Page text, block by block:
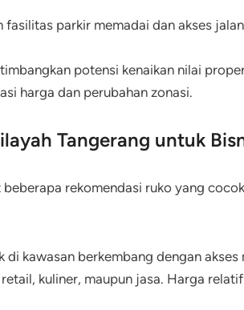
fasilitas parkir memadai dan akses
potensi kenaikan nilai
harga dan perubahan zonasi.
Tangerang untuk
rekomendasi ruko yang
di kawasan berkembang dengan
kuliner, maupun jasa. Harga